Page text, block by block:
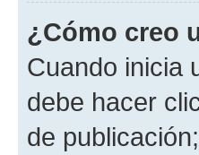
¿Cómo creo
Cuando inicia
debe hacer
de